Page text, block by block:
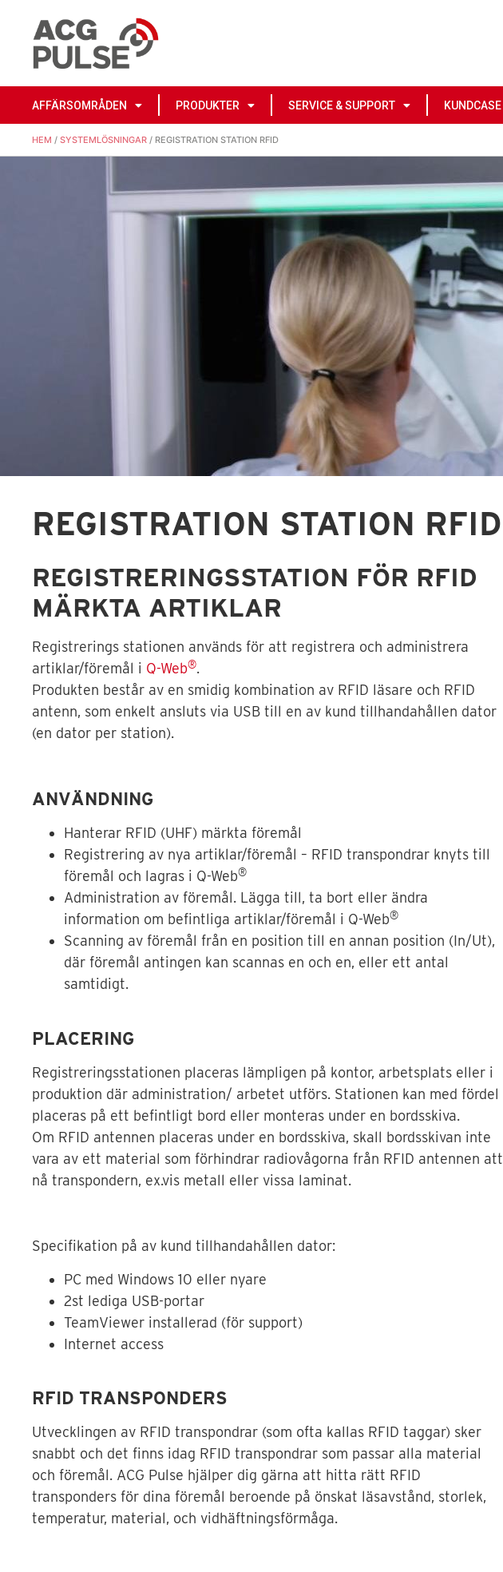
AFFÄRSOMRÅDEN PRODUKTER SERVICE & SUPPORT KUNDCASE
HEM / SYSTEMLÖSNINGAR / REGISTRATION STATION RFID
REGISTRATION STATION RFID
REGISTRERINGSSTATION FÖR RFID
MÄRKTA ARTIKLAR
Registrerings stationen används för att registrera och administrera
artiklar/föremål i Q-Web®.
Produkten består av en smidig kombination av RFID läsare och RFID
antenn, som enkelt ansluts via USB till en av kund tillhandahållen dator
(en dator per station).
ANVÄNDNING
Hanterar RFID (UHF) märkta föremål
Registrering av nya artiklar/föremål – RFID transpondrar knyts till
föremål och lagras i Q-Web®
Administration av föremål. Lägga till, ta bort eller ändra
information om befintliga artiklar/föremål i Q-Web®
Scanning av föremål från en position till en annan position (In/Ut),
där föremål antingen kan scannas en och en, eller ett antal
samtidigt.
PLACERING
Registreringsstationen placeras lämpligen på kontor, arbetsplats eller i
produktion där administration/ arbetet utförs. Stationen kan med fördel
placeras på ett befintligt bord eller monteras under en bordsskiva.
Om RFID antennen placeras under en bordsskiva, skall bordsskivan inte
vara av ett material som förhindrar radiovågorna från RFID antennen att
nå transpondern, ex.vis metall eller vissa laminat.
Specifikation på av kund tillhandahållen dator:
PC med Windows 10 eller nyare
2st lediga USB-portar
TeamViewer installerad (för support)
Internet access
RFID TRANSPONDERS
Utvecklingen av RFID transpondrar (som ofta kallas RFID taggar) sker
snabbt och det finns idag RFID transpondrar som passar alla material
och föremål. ACG Pulse hjälper dig gärna att hitta rätt RFID
transponders för dina föremål beroende på önskat läsavstånd, storlek,
temperatur, material, och vidhäftningsförmåga.